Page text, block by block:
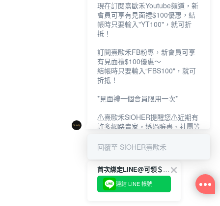
首次綁定LINE@可領＄100折扣優惠
連結 LINE 帳號
現在訂閱熹歐禾Youtube頻道，新
會員可享有見面禮$100優惠，結
帳時只要輸入"YT100"，就可折
抵！
訂閱熹歐禾FB粉專，新會員可享
有見面禮$100優惠～
結帳時只要輸入“FBS100"，就可
折抵！
*見面禮一個會員限用一次*
⚠熹歐禾SiOHER提醒您⚠近期有
許多網路賣家，透過臉書、社團等
SiOHER』品牌授權、或有內部管
消費者上當及受害。
如有疑慮請至官網先訂單查尋如
〝TM / TS / TG〞開頭,都是我們
回覆至 SIOHER熹歐禾